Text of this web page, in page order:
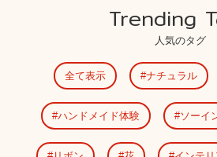
Trending
人気のタグ
全て表示 ナチュラル
ハンドメイド体験 ソーイ